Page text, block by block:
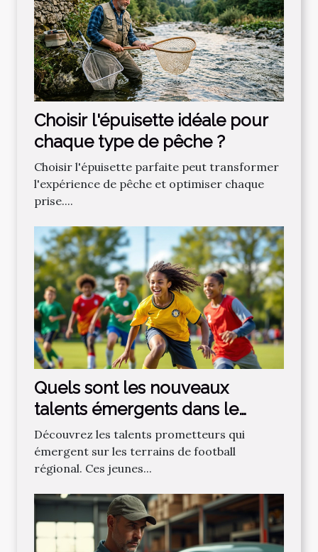
Choisir l'épuisette idéale pour
chaque type de pêche ?
Choisir l'épuisette parfaite peut transformer
l'expérience de pêche et optimiser chaque
prise....
Quels sont les nouveaux
talents émergents dans le
football régional ?
Découvrez les talents prometteurs qui
émergent sur les terrains de football
régional. Ces jeunes...